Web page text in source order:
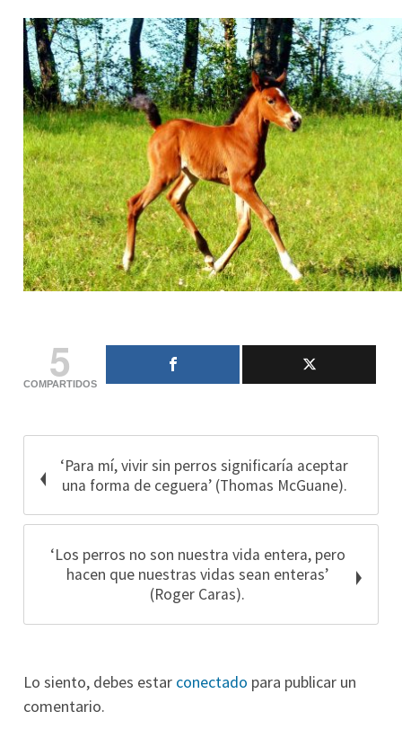
5
COMPARTIDOS
‘Para mí, vivir sin perros significaría aceptar
una forma de ceguera’ (Thomas McGuane).
‘Los perros no son nuestra vida entera, pero
hacen que nuestras vidas sean enteras’
(Roger Caras).
Lo siento, debes estar conectado para publicar un
comentario.